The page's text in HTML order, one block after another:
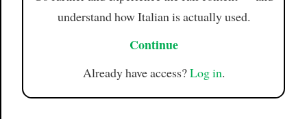
understand how Italian is actually used.
Continue
Already have access?Log in.